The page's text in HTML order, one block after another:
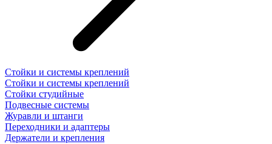
Стойки и системы креплений
Стойки и системы креплений
Стойки студийные
Подвесные системы
Журавли и штанги
Переходники и адаптеры
Держатели и крепления